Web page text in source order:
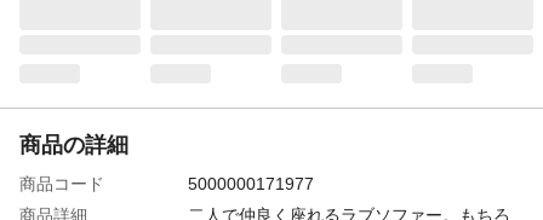
商品の詳細
商品コード
5000000171977
商品詳細
二人で仲良く座れるラブソファー。もちろ